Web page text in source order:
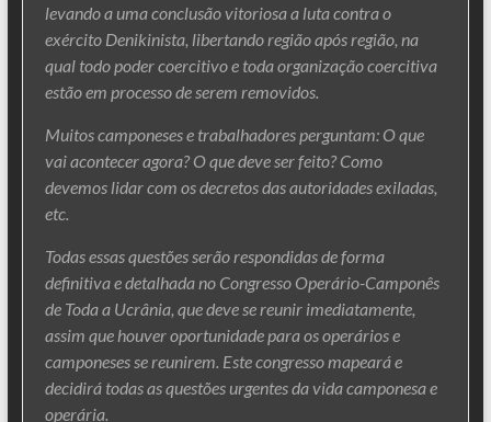
levando a uma conclusão vitoriosa a luta contra o
exército Denikinista, libertando região após região, na
qual todo poder coercitivo e toda organização coercitiva
estão em processo de serem removidos.
Muitos camponeses e trabalhadores perguntam: O que
vai acontecer agora? O que deve ser feito? Como
devemos lidar com os decretos das autoridades exiladas,
etc.
Todas essas questões serão respondidas de forma
definitiva e detalhada no Congresso Operário-Camponês
de Toda a Ucrânia, que deve se reunir imediatamente,
assim que houver oportunidade para os operários e
camponeses se reunirem. Este congresso mapeará e
decidirá todas as questões urgentes da vida camponesa e
operária.